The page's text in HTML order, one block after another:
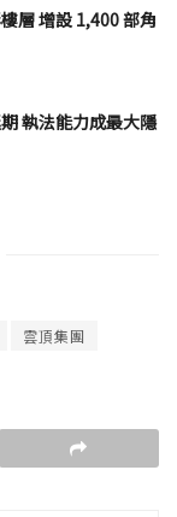
層 增設 1,400 部角
執法能力成最大隱
雲頂集團